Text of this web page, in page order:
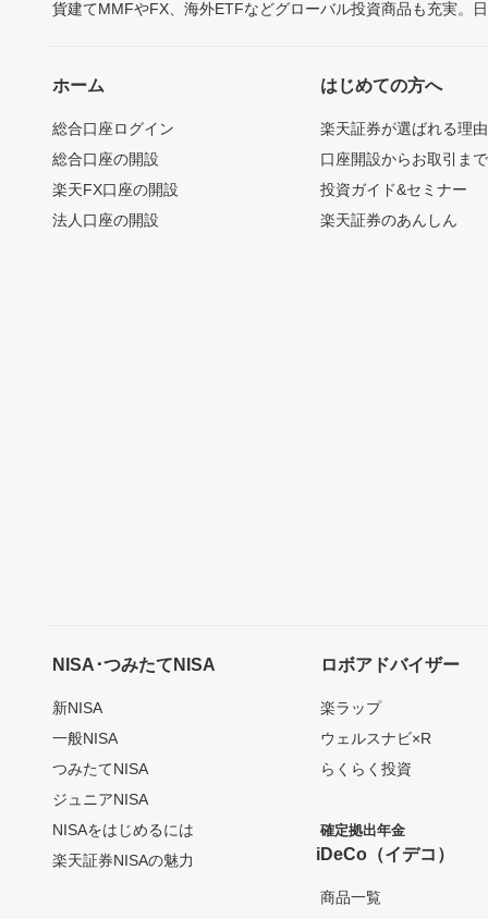
貨建てMMFやFX、海外ETFなどグローバル投資商品も充実。
ホーム
総合口座ログイン
総合口座の開設
楽天FX口座の開設
法人口座の開設
はじめての方へ
楽天証券が選ばれる理由
口座開設からお取引ま
投資ガイド&セミナー
楽天証券のあんしん
NISA･つみたてNISA
新NISA
一般NISA
つみたてNISA
ジュニアNISA
NISAをはじめるには
楽天証券NISAの魅力
ロボアドバイザー
楽ラップ
ウェルスナビ×R
らくらく投資
確定拠出年金
iDeCo（イデコ）
商品一覧